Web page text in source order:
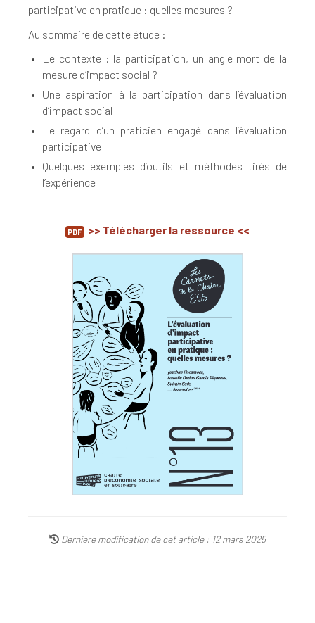
participative en pratique : quelles mesures ?
Au sommaire de cette étude :
Le contexte : la participation, un angle mort de la
mesure d’impact social ?
Une aspiration à la participation dans l’évaluation
d’impact social
Le regard d’un praticien engagé dans l’évaluation
participative
Quelques exemples d’outils et méthodes tirés de
l’expérience
>> Télécharger la ressource <<
Dernière modification de cet article : 12 mars 2025